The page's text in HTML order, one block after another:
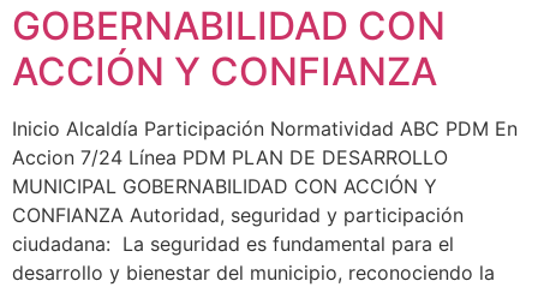
GOBERNABILIDAD CON
ACCIÓN Y CONFIANZA
Inicio Alcaldía Participación Normatividad ABC PDM En
Accion 7/24 Línea PDM PLAN DE DESARROLLO
MUNICIPAL GOBERNABILIDAD CON ACCIÓN Y
CONFIANZA Autoridad, seguridad y participación
ciudadana: La seguridad es fundamental para el
desarrollo y bienestar del municipio, reconociendo la